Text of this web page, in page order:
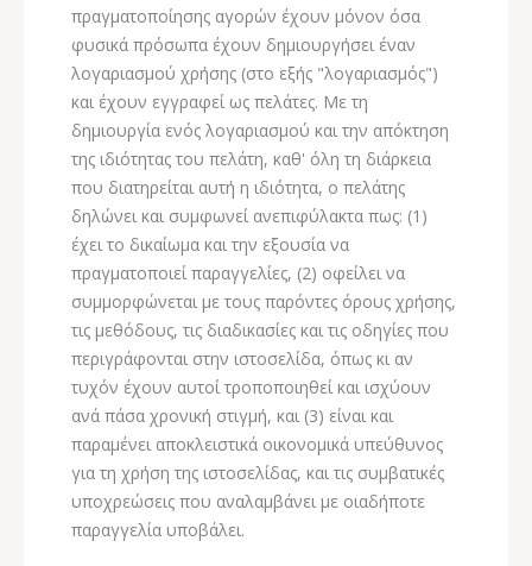
πραγματοποίησης αγορών έχουν μόνον όσα
φυσικά πρόσωπα έχουν δημιουργήσει έναν
λογαριασμού χρήσης (στο εξής "λογαριασμός")
και έχουν εγγραφεί ως πελάτες. Με τη
δημιουργία ενός λογαριασμού και την απόκτηση
της ιδιότητας του πελάτη, καθ' όλη τη διάρκεια
που διατηρείται αυτή η ιδιότητα, ο πελάτης
δηλώνει και συμφωνεί ανεπιφύλακτα πως: (1)
έχει το δικαίωμα και την εξουσία να
πραγματοποιεί παραγγελίες, (2) οφείλει να
συμμορφώνεται με τους παρόντες όρους χρήσης,
τις μεθόδους, τις διαδικασίες και τις οδηγίες που
περιγράφονται στην ιστοσελίδα, όπως κι αν
τυχόν έχουν αυτοί τροποποιηθεί και ισχύουν
ανά πάσα χρονική στιγμή, και (3) είναι και
παραμένει αποκλειστικά οικονομικά υπεύθυνος
για τη χρήση της ιστοσελίδας, και τις συμβατικές
υποχρεώσεις που αναλαμβάνει με οιαδήποτε
παραγγελία υποβάλει.